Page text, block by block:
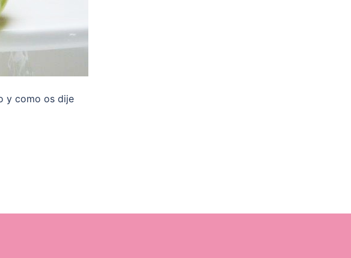
y como os dije